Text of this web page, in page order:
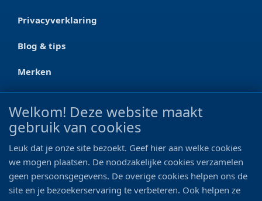
Privacyverklaring
Blog & tips
Merken
CONTACT
Ootmarsumseweg 125a
0546 - 622 990
06 - 11 19 81 42
Welkom! Deze website maakt
gebruik van cookies
Leuk dat je onze site bezoekt. Geef hier aan welke cookies
we mogen plaatsen. De noodzakelijke cookies verzamelen
geen persoonsgegevens. De overige cookies helpen ons de
site en je bezoekerservaring te verbeteren. Ook helpen ze